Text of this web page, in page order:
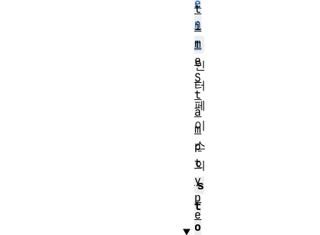
n
t
인
터
페
이
스
의
s
t
o
t
i
m
e
S
t
a
m
p
t
y
p
e